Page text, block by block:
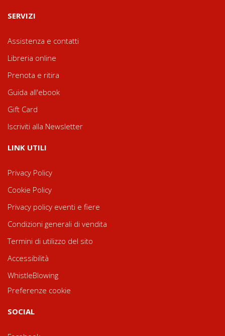
SERVIZI
Assistenza e contatti
Libreria online
Prenota e ritira
Guida all'ebook
Gift Card
Iscriviti alla Newsletter
LINK UTILI
Privacy Policy
Cookie Policy
Privacy policy eventi e fiere
Condizioni generali di vendita
Termini di utilizzo del sito
Accessibilità
WhistleBlowing
Preferenze cookie
SOCIAL